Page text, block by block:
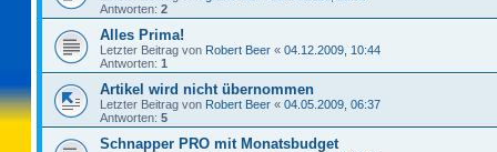
Antworten: 2
Alles Prima!
Letzter Beitrag von Robert Beer « 04.12.2009, 10:44
Antworten: 1
Artikel wird nicht übernommen
Letzter Beitrag von Robert Beer « 04.05.2009, 06:37
Antworten: 5
Schnapper PRO mit Monatsbudget